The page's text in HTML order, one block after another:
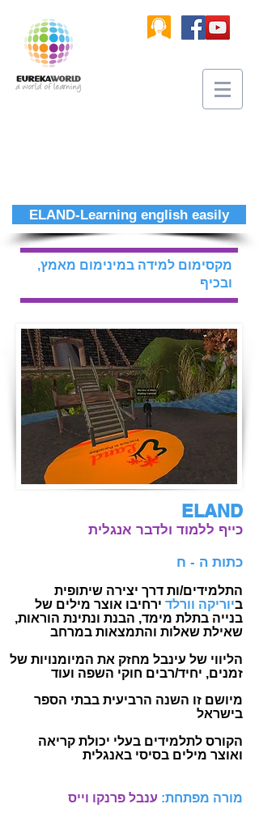
ELAND-Learning english easily
מקסימום למידה במינימום מאמץ,
ובכיף
ELAND
כייף ללמוד ולדבר אנגלית
כתות ה - ח
התלמידים/ות דרך יצירה שיתופית
ביוריקה וורלד ירחיבו אוצר מילים של
בנייה בתלת מימד, הבנת ונתינת הוראות,
שאילת שאלות והתמצאות במרחב
הליווי של עינבל מחזק את המיומנויות של
זמנים, יחיד/רבים חוקי השפה ועוד
מיושם זו השנה הרביעית בבתי הספר
בישראל
הקורס לתלמידים בעלי יכולת קריאה
ואוצר מילים בסיסי באנגלית
מורה מפתחת: ענבל פרנקו וייס